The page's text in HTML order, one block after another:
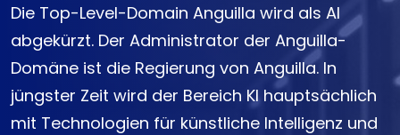
Die Top-Level-Domain Anguilla wird als AI
abgekürzt. Der Administrator der Anguilla-
Domäne ist die Regierung von Anguilla. In
jüngster Zeit wird der Bereich KI hauptsächlich
mit Technologien für künstliche Intelligenz und